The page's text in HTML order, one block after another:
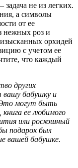
не из легких.
а символы
от ее
нежных роз и
орхидей
с учетом ее
что каждый
других
вашу бабушку и
могут быть
ее любимого
или роскошный
подарок был
вашей бабушке.